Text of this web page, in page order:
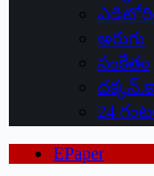
అరుగు
సంకేతం
24
EPaper